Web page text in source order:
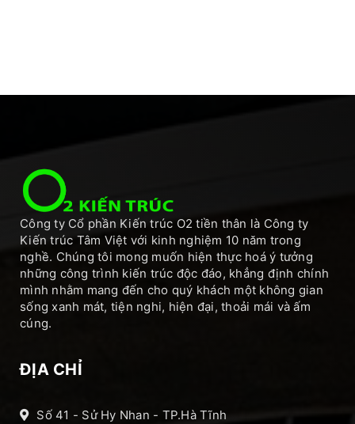
Công ty Cổ phần Kiến trúc O2 tiền thân là Công ty
Kiến trúc Tâm Việt với kinh nghiệm 10 năm trong
nghề. Chúng tôi mong muốn hiện thực hoá ý tưởng
những công trình kiến trúc độc đáo, khẳng định chính
mình nhằm mang đến cho quý khách một không gian
sống xanh mát, tiện nghi, hiện đại, thoải mái và ấm
cúng.
ĐỊA CHỈ
Số 41 - Sử Hy Nhan - TP.Hà Tĩnh